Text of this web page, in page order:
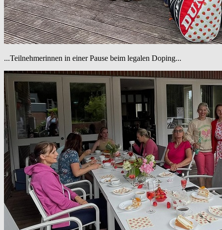
...Teilnehmerinnen in einer Pause beim legalen Doping...